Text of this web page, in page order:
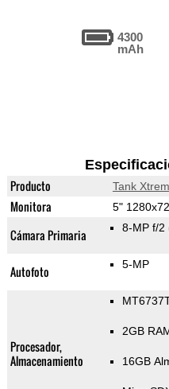
4300
mAh
Producto Tank
Monitora 5"
Cámara Primaria 8-MP f/2
Autofoto 5-MP
Procesador,
Almacenamiento
2GB
16GB